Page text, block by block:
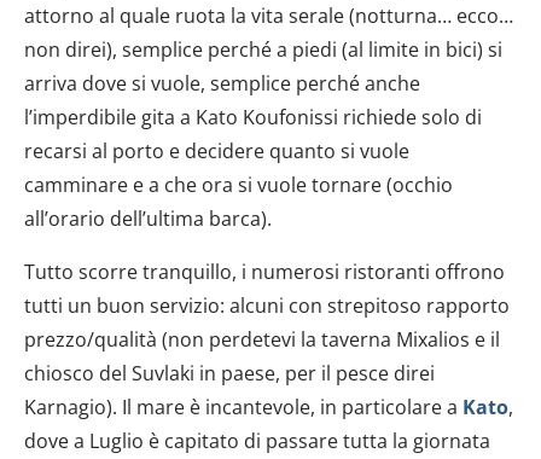
attorno al quale ruota la vita serale (notturna… ecco…
non direi), semplice perché a piedi (al limite in bici) si
arriva dove si vuole, semplice perché anche
l’imperdibile gita a Kato Koufonissi richiede solo di
recarsi al porto e decidere quanto si vuole
camminare e a che ora si vuole tornare (occhio
all’orario dell’ultima barca).
Tutto scorre tranquillo, i numerosi ristoranti offrono
tutti un buon servizio: alcuni con strepitoso rapporto
prezzo/qualità (non perdetevi la taverna Mixalios e il
chiosco del Suvlaki in paese, per il pesce direi
Karnagio). Il mare è incantevole, in particolare a Kato,
dove a Luglio è capitato di passare tutta la giornata